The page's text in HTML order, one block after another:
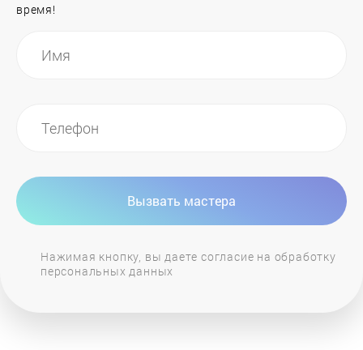
время!
Вызвать мастера
Нажимая кнопку, вы даете согласие на обработку
персональных данных